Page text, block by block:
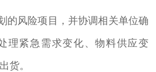
的风险项目，并协调相关单位确
理紧急需求变化、物料供应变
货。